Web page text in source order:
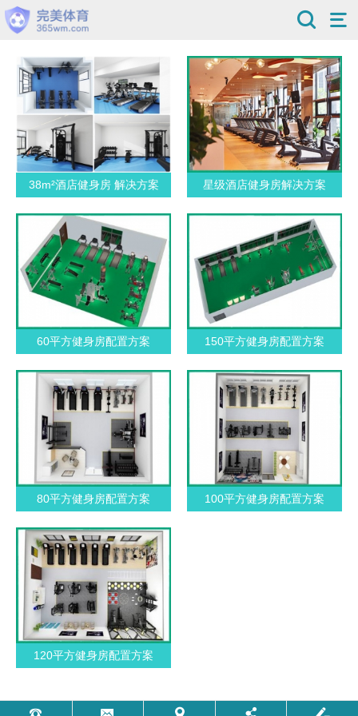
38m²酒店健身房 解决方案 星级酒店健身房解决方案
60平方健身房配置方案 150平方健身房配置方案
80平方健身房配置方案 100平方健身房配置方案
120平方健身房配置方案